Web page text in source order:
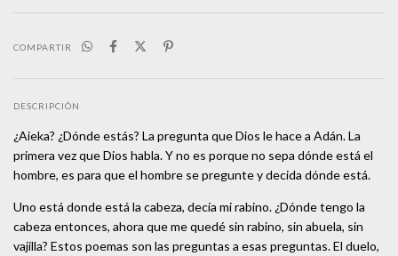
COMPARTIR
DESCRIPCIÓN
¿Aieka? ¿Dónde estás? La pregunta que Dios le hace a Adán. La
primera vez que Dios habla. Y no es porque no sepa dónde está el
hombre, es para que el hombre se pregunte y decida dónde está.
Uno está donde está la cabeza, decía mi rabino. ¿Dónde tengo la
cabeza entonces, ahora que me quedé sin rabino, sin abuela, sin
vajilla? Estos poemas son las preguntas a esas preguntas. El duelo,